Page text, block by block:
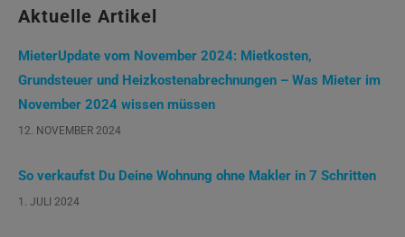
Aktuelle Artikel
MieterUpdate vom November 2024: Mietkosten,
Grundsteuer und Heizkostenabrechnungen – Was Mieter im
November 2024 wissen müssen
12. NOVEMBER 2024
So verkaufst Du Deine Wohnung ohne Makler in 7 Schritten
1. JULI 2024